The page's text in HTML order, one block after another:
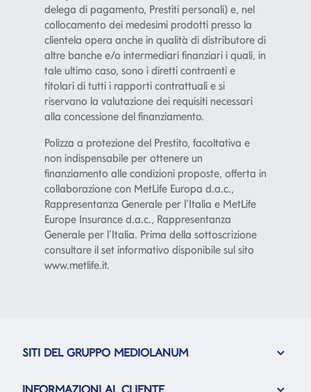
collocamento dei medesimi prodotti presso la
clientela opera anche in qualità di distributore di
altre banche e/o intermediari finanziari i quali, in
tale ultimo caso, sono i diretti contraenti e
titolari di tutti i rapporti contrattuali e si
riservano la valutazione dei requisiti necessari
alla concessione del finanziamento.
non indispensabile per ottenere un
finanziamento alle condizioni proposte, offerta in
collaborazione con MetLife Europa d.a.c.,
Rappresentanza Generale per l’Italia e MetLife
Europe Insurance d.a.c., Rappresentanza
Generale per l’Italia. Prima della sottoscrizione
consultare il set informativo disponibile sul sito
www.metlife.it.